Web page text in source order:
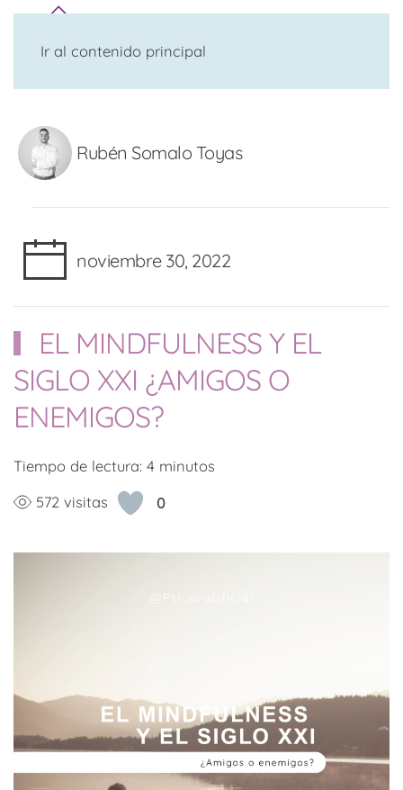
Ir al contenido principal
Rubén Somalo Toyas
noviembre 30, 2022
EL MINDFULNESS Y EL
SIGLO XXI ¿AMIGOS O
ENEMIGOS?
Tiempo de lectura: 4 minutos
572 visitas
0